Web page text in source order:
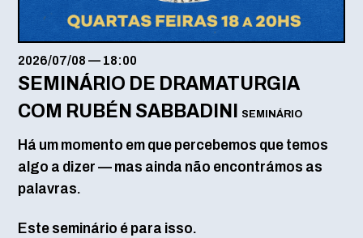
2026/07/08 — 18:00
SEMINÁRIO DE DRAMATURGIA
COM RUBÉN SABBADINI SEMINÁRIO
Há um momento em que percebemos que temos
algo a dizer — mas ainda não encontrámos as
palavras.
Este seminário é para isso.